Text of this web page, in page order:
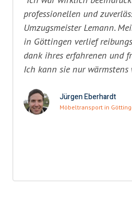
professionellen und
Umzugsmeister Lemann.
in Göttingen verlief
dank ihres erfahrenen und
Ich kann sie nur
Jürgen Eberhardt
Möbeltransport in